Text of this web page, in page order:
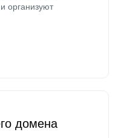
организуют
домена